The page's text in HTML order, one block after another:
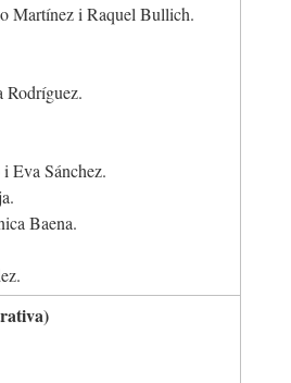
Martínez i Raquel Bullich.
Rodríguez.
Eva Sánchez.
Baena.